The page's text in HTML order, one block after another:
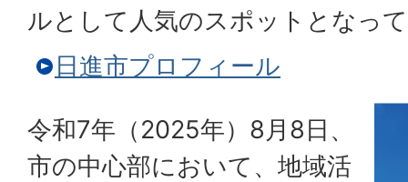
ルとして人気のスポットとなっ
日進市プロフィール
令和7年（2025年）8月8日、
市の中心部において、地域活